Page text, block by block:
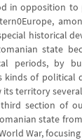
in opposition to
historical
state
periods, by
kinds of political
its territory
section of
state
War,